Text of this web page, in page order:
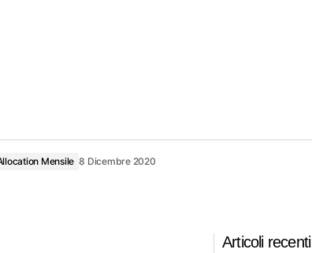
Mensile 8 Dicembre 2020
Articoli recenti